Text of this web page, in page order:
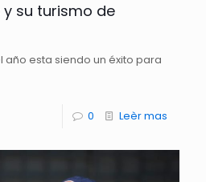
y su turismo de
año esta siendo un éxito para
0 Leèr mas